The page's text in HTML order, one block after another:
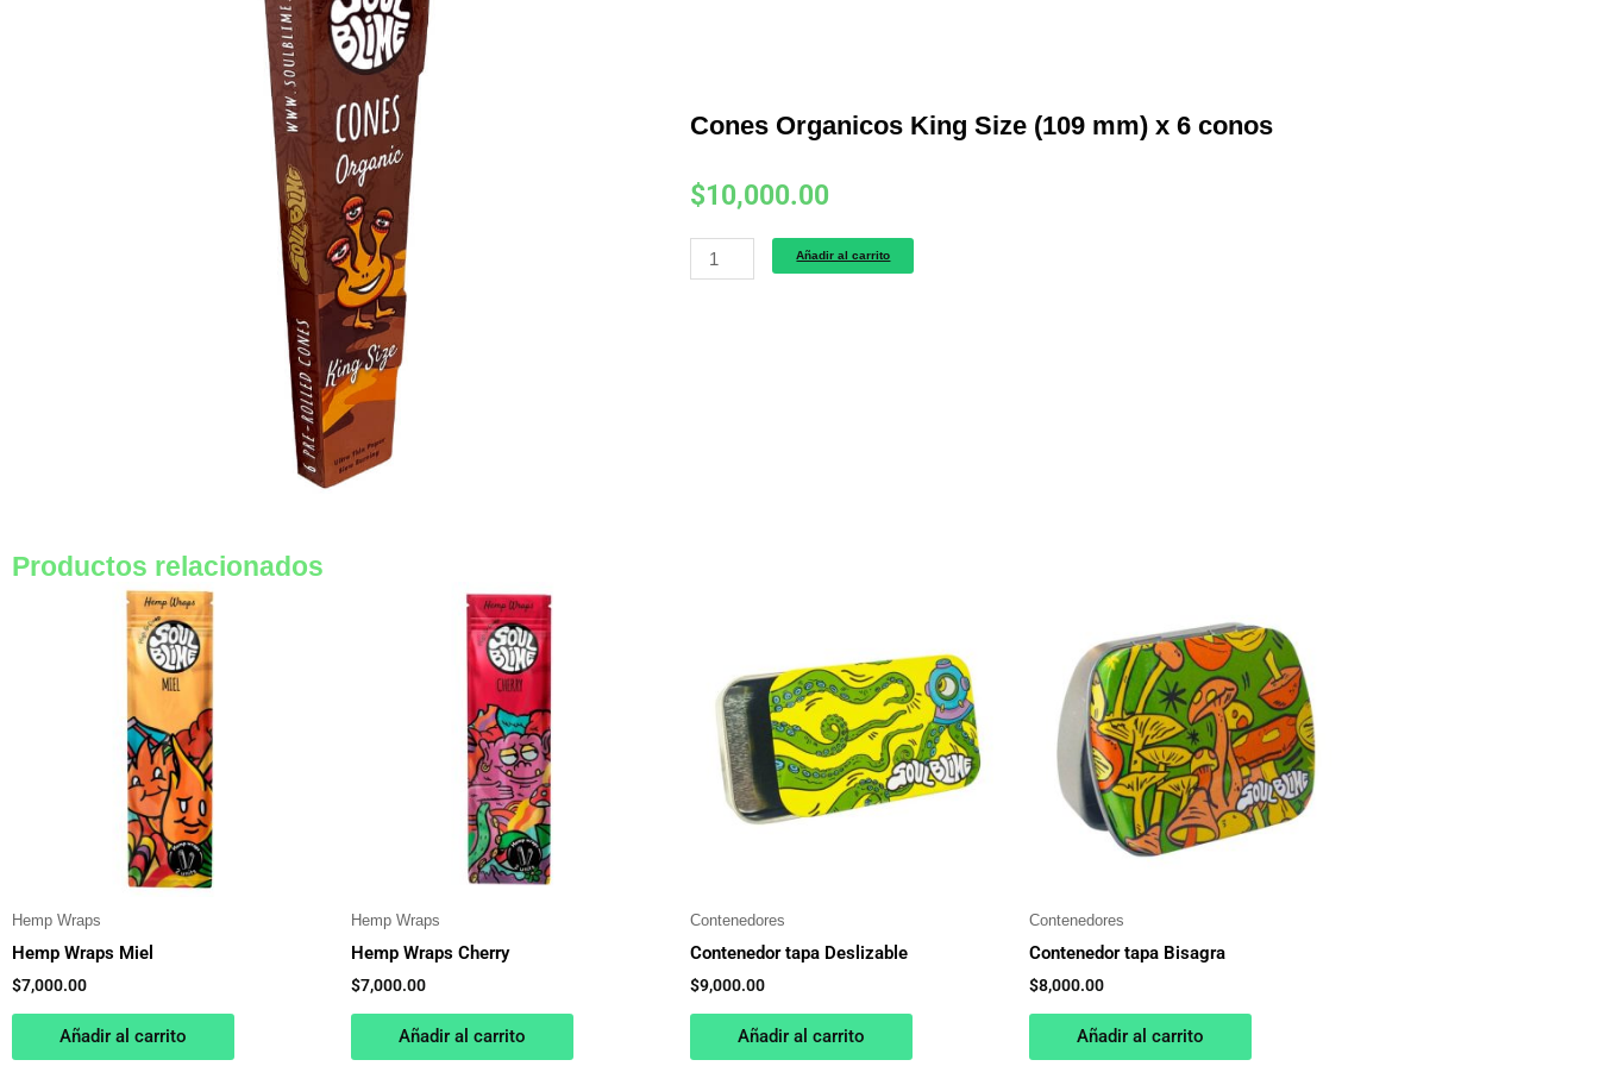
Cones Organicos King Size (109 mm) x 6 conos
$10,000.00
Cones
Organicos
Añadir al carrito
Productos relacionados
Hemp Wraps
Hemp Wraps Miel
$7,000.00
Añadir al carrito
Hemp Wraps
Hemp Wraps Cherry
$7,000.00
Añadir al carrito
Contenedores
Contenedor tapa Deslizable
$9,000.00
Añadir al carrito
Contenedores
Contenedor tapa Bisagra
$8,000.00
Añadir al carrito